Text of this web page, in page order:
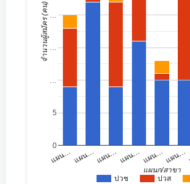
ปวช ปวส
แผน… แผน…แผน… แผน… แผน…แผน…
0
5
…
…
แผนก/สาขา
จำนวนผู้สมัคร (คน)